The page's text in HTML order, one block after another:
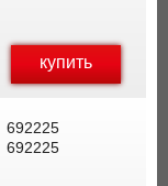
купить
692225
692225